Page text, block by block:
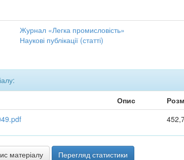
Журнал «Легка промисловість»
Наукові публікації (статті)
Опис
матеріалу Перегляд статистики